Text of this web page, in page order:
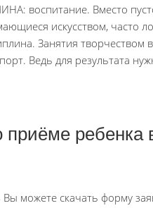
воспитание. Вместо
искусством, часто
Занятия творчеством
Ведь для результата
приёме
Вы можете скачать форму